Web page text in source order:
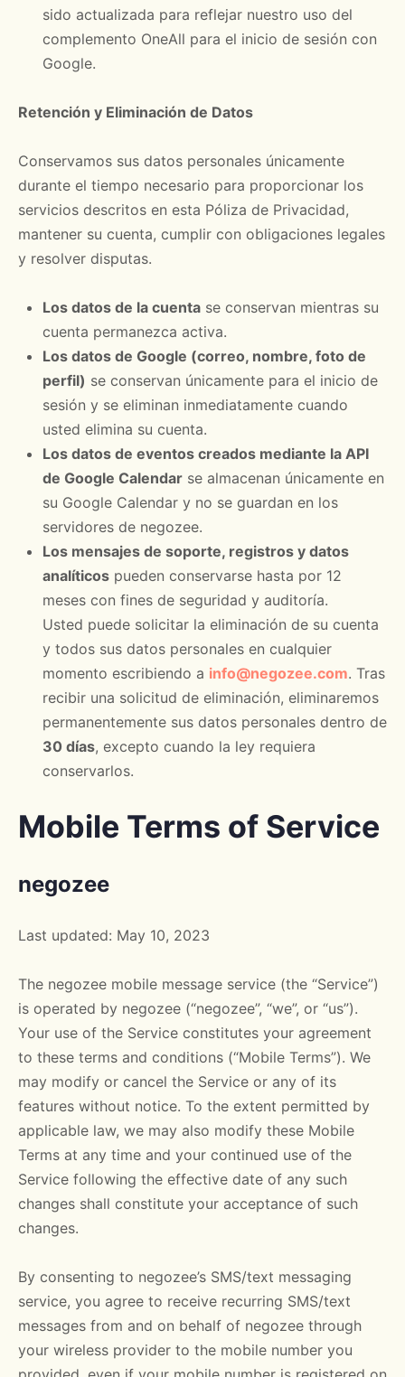
sido actualizada para reflejar nuestro uso del
complemento OneAll para el inicio de sesión con
Google.
Retención y Eliminación de Datos
Conservamos sus datos personales únicamente
durante el tiempo necesario para proporcionar los
servicios descritos en esta Póliza de Privacidad,
mantener su cuenta, cumplir con obligaciones legales
y resolver disputas.
Los datos de la cuenta se conservan mientras su
cuenta permanezca activa.
Los datos de Google (correo, nombre, foto de
perfil) se conservan únicamente para el inicio de
sesión y se eliminan inmediatamente cuando
usted elimina su cuenta.
Los datos de eventos creados mediante la API
de Google Calendar se almacenan únicamente en
su Google Calendar y no se guardan en los
servidores de negozee.
Los mensajes de soporte, registros y datos
analíticos pueden conservarse hasta por 12
meses con fines de seguridad y auditoría.
Usted puede solicitar la eliminación de su cuenta
y todos sus datos personales en cualquier
momento escribiendo a info@negozee.com. Tras
recibir una solicitud de eliminación, eliminaremos
permanentemente sus datos personales dentro de
30 días, excepto cuando la ley requiera
conservarlos.
Mobile Terms of Service
negozee
Last updated: May 10, 2023
The negozee mobile message service (the “Service”)
is operated by negozee (“negozee”, “we”, or “us”).
Your use of the Service constitutes your agreement
to these terms and conditions (“Mobile Terms”). We
may modify or cancel the Service or any of its
features without notice. To the extent permitted by
applicable law, we may also modify these Mobile
Terms at any time and your continued use of the
Service following the effective date of any such
changes shall constitute your acceptance of such
changes.
By consenting to negozee’s SMS/text messaging
service, you agree to receive recurring SMS/text
messages from and on behalf of negozee through
your wireless provider to the mobile number you